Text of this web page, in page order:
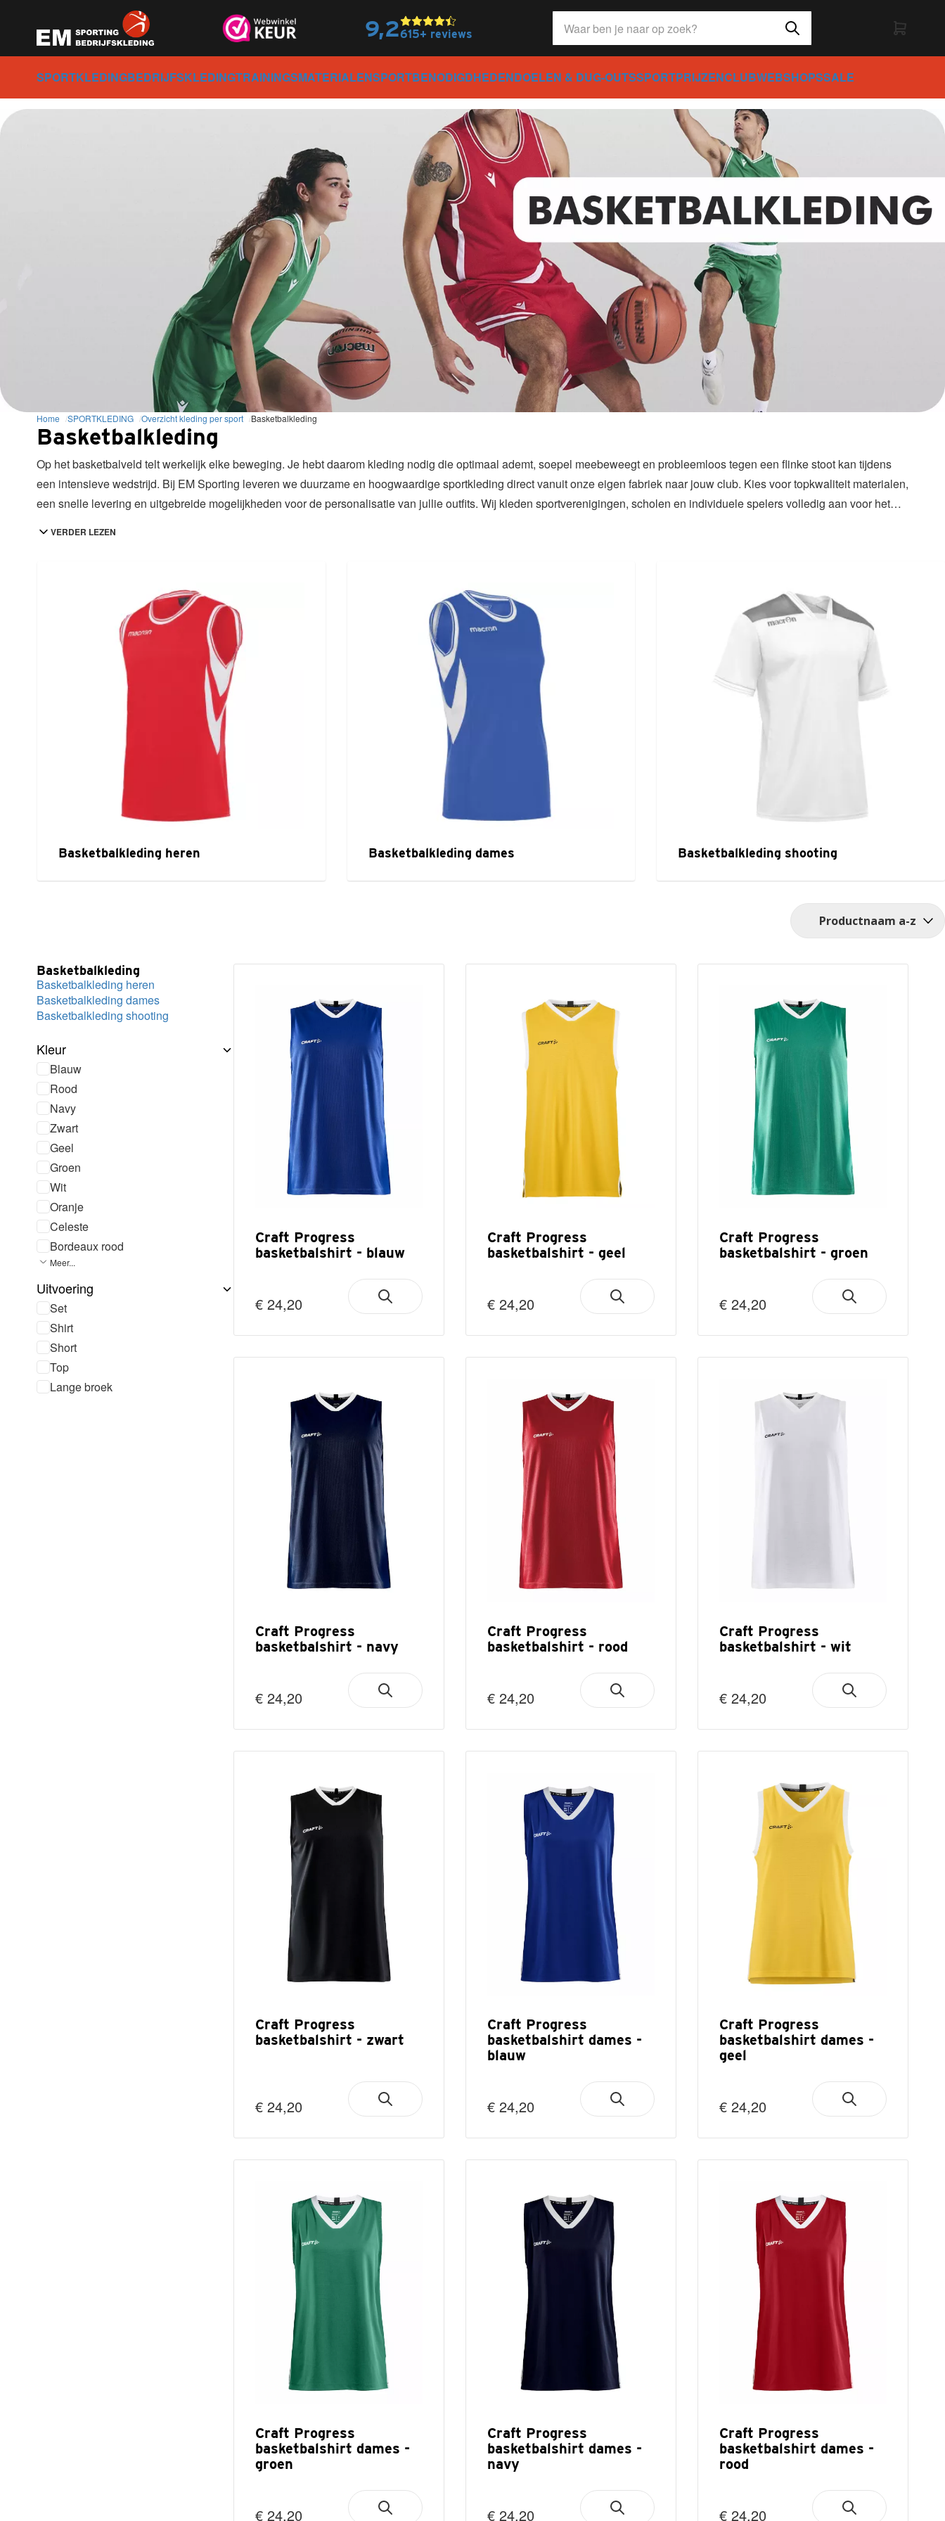
9,2615+ reviews
SPORTKLEDINGBEDRIJFSKLEDINGTRAININGSMATERIALENSPORTBENODIGDHEDENDOELEN & DUG-OUTSSPORTPRIJZENCLUBWEBSHOPSSALE
Home SPORTKLEDING Overzicht kleding per sport Basketbalkleding
Basketbalkleding
Op het basketbalveld telt werkelijk elke beweging. Je hebt daarom kleding nodig die optimaal ademt, soepel meebeweegt en probleemloos tegen een flinke stoot kan tijdens
een intensieve wedstrijd. Bij EM Sporting leveren we duurzame en hoogwaardige sportkleding direct vanuit onze eigen fabriek naar jouw club. Kies voor topkwaliteit materialen,
een snelle levering en uitgebreide mogelijkheden voor de personalisatie van jullie outfits. Wij kleden sportverenigingen, scholen en individuele spelers volledig aan voor het
VERDER LEZEN
Basketbalkleding heren Basketbalkleding dames Basketbalkleding shooting
Basketbalkleding
Basketbalkleding heren
Basketbalkleding dames
Basketbalkleding shooting
Kleur
Blauw
Rood
Navy
Zwart
Geel
Groen
Wit
Oranje
Celeste
Bordeaux rood
Meer...
Uitvoering
Set
Shirt
Short
Top
Lange broek
Craft Progress
basketbalshirt - blauw
€ 24,20
Craft Progress
basketbalshirt - geel
€ 24,20
Craft Progress
basketbalshirt - groen
€ 24,20
Craft Progress
basketbalshirt - navy
€ 24,20
Craft Progress
basketbalshirt - rood
€ 24,20
Craft Progress
basketbalshirt - wit
€ 24,20
Craft Progress
basketbalshirt - zwart
€ 24,20
Craft Progress
basketbalshirt dames -
blauw
€ 24,20
Craft Progress
basketbalshirt dames -
geel
€ 24,20
Craft Progress
basketbalshirt dames -
groen
€ 24,20
Craft Progress
basketbalshirt dames -
navy
€ 24,20
Craft Progress
basketbalshirt dames -
rood
€ 24,20